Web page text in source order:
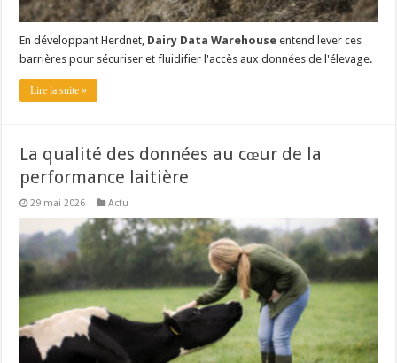
En développant Herdnet, Dairy Data Warehouseentend lever ces
barrières pour sécuriser et fluidifier l'accès aux données de l'élevage.
Lire la suite »
La qualité des données au cœur de la
performance laitière
29 mai 2026 Actu